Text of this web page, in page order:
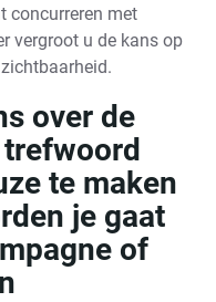
concurreren met
vergroot u de kans op
over de
te maken
je gaat
of